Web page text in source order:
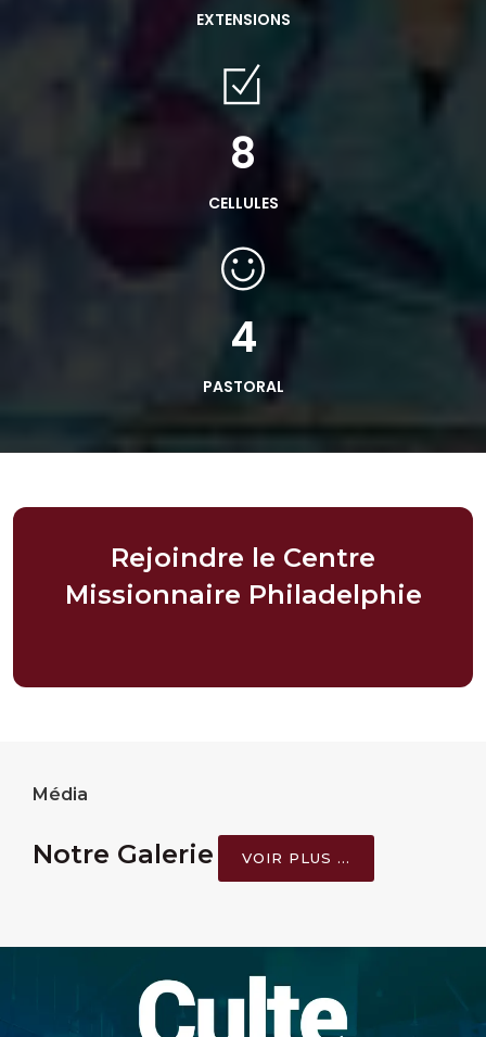
EXTENSIONS
13
CELLULES
8
PASTORAL
Rejoindre le Centre
Missionnaire Philadelphie
Média
Notre Galerie VOIR PLUS ...